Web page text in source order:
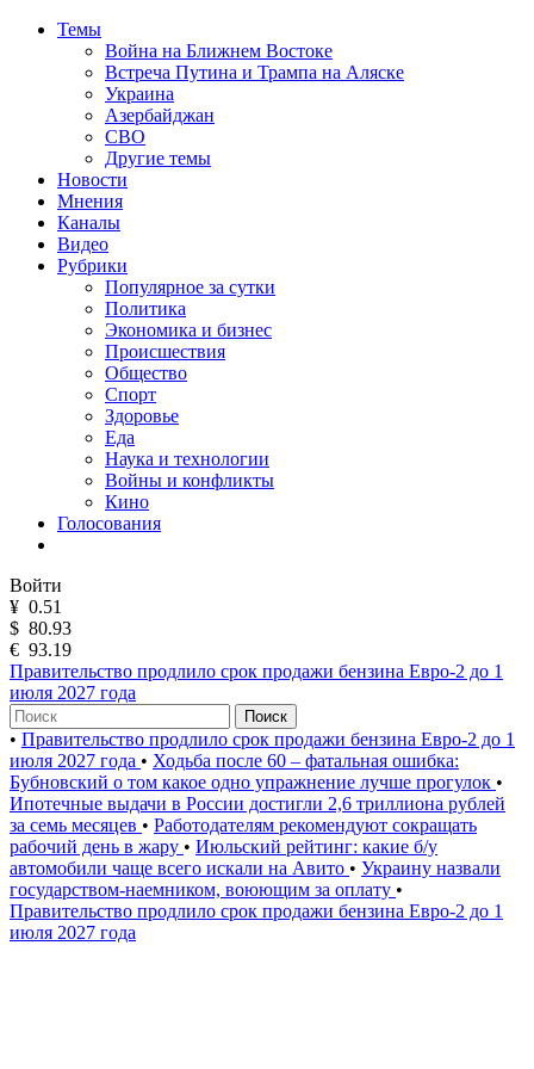
Темы
Война на Ближнем Востоке
Встреча Путина и Трампа на Аляске
Украина
Азербайджан
СВО
Другие темы
Новости
Мнения
Каналы
Видео
Рубрики
Популярное за сутки
Политика
Экономика и бизнес
Происшествия
Общество
Спорт
Здоровье
Еда
Наука и технологии
Войны и конфликты
Кино
Голосования
Войти
¥ 0.51
$ 80.93
€ 93.19
Правительство продлило срок продажи бензина Евро-2 до 1
июля 2027 года
Поиск
• Правительство продлило срок продажи бензина Евро-2 до 1
июля 2027 года • Ходьба после 60 – фатальная ошибка:
Бубновский о том какое одно упражнение лучше прогулок •
Ипотечные выдачи в России достигли 2,6 триллиона рублей
за семь месяцев • Работодателям рекомендуют сокращать
рабочий день в жару • Июльский рейтинг: какие б/у
автомобили чаще всего искали на Авито • Украину назвали
государством-наемником, воюющим за оплату •
Правительство продлило срок продажи бензина Евро-2 до 1
июля 2027 года